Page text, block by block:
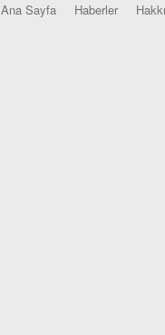
Ana Sayfa Haberler